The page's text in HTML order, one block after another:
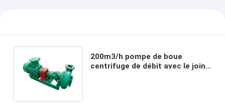
200m3/h pompe de boue
centrifuge de débit avec le joint